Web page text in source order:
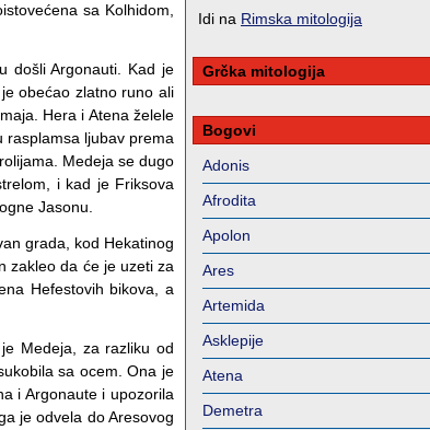
sa Kolhidom,
došli Argonauti. Kad je
obećao zlatno runo ali
Hera i Atena želele
rasplamsa ljubav prema
Medeja se dugo
i kad je Friksova
Jasonu.
grada, kod Hekatinog
zakleo da će je uzeti za
Hefestovih bikova, a
Medeja, za razliku od
sa ocem. Ona je
i Argonaute i upozorila
je odvela do Aresovog
Idi na Rimska mitologija
Grčka mitologija
Bogovi
Adonis
Afrodita
Apolon
Ares
Artemida
Asklepije
Atena
Demetra